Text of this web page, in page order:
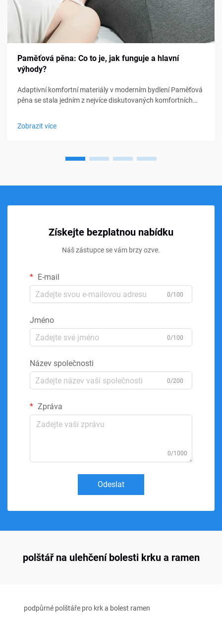
Paměťová pěna: Co to je, jak funguje a hlavní
výhody?
Adaptivní komfortní materiály v moderním bydlení Paměťová
pěna se stala jedním z nejvíce diskutovaných komfortních
Zobrazit více
Získejte bezplatnou nabídku
Náš zástupce se vám brzy ozve.
E-mail
0/100
Jméno
0/100
Název společnosti
0/200
Zpráva
0/1000
Odeslat
polštář na ulehčení bolesti krku a ramen
podpůrné polštáře pro krk a bolest ramen